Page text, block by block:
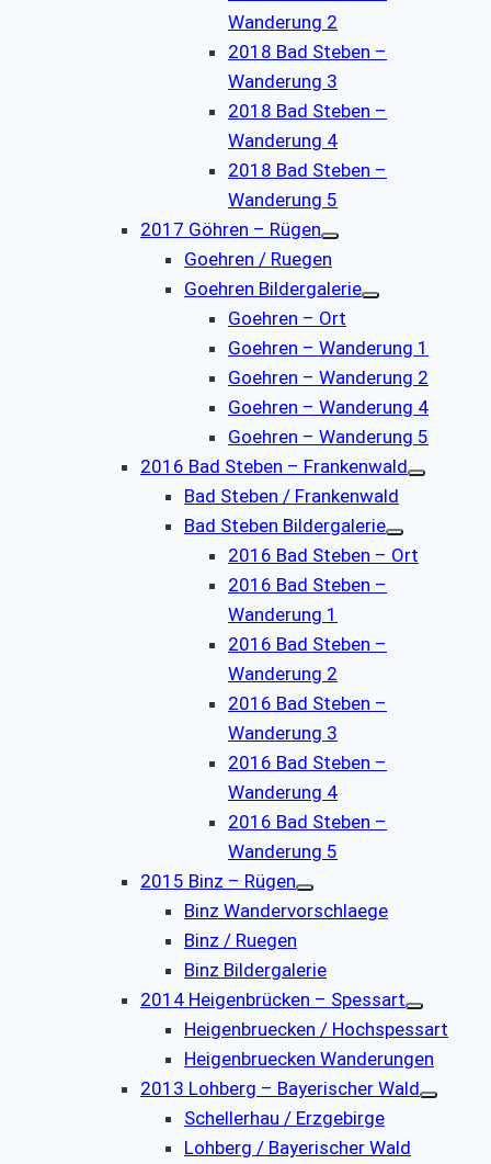
Wanderung 2
2018 Bad Steben –
Wanderung 3
2018 Bad Steben –
Wanderung 4
2018 Bad Steben –
Wanderung 5
2017 Göhren – Rügen
Goehren / Ruegen
Goehren Bildergalerie
Goehren – Ort
Goehren – Wanderung 1
Goehren – Wanderung 2
Goehren – Wanderung 4
Goehren – Wanderung 5
2016 Bad Steben – Frankenwald
Bad Steben / Frankenwald
Bad Steben Bildergalerie
2016 Bad Steben – Ort
2016 Bad Steben –
Wanderung 1
2016 Bad Steben –
Wanderung 2
2016 Bad Steben –
Wanderung 3
2016 Bad Steben –
Wanderung 4
2016 Bad Steben –
Wanderung 5
2015 Binz – Rügen
Binz Wandervorschlaege
Binz / Ruegen
Binz Bildergalerie
2014 Heigenbrücken – Spessart
Heigenbruecken / Hochspessart
Heigenbruecken Wanderungen
2013 Lohberg – Bayerischer Wald
Schellerhau / Erzgebirge
Lohberg / Bayerischer Wald